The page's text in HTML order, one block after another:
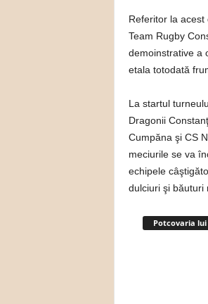
Referitor la
Team Rugby
demoinstrative a
etala totodată
La startul
Dragonii
Cumpăna şi CS
meciurile se va
echipele
dulciuri şi băuturi
Potcovaria lui